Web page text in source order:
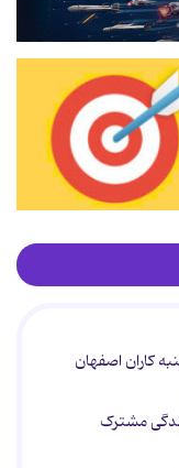
کاران اصفهان
مشترک